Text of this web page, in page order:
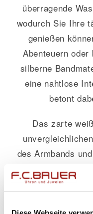
überragende
wodurch Sie Ihre
genießen
Abenteuern oder
silberne
eine nahtlose
betont
Das zarte
des Armbands
aber dennoch
Damenuhr.